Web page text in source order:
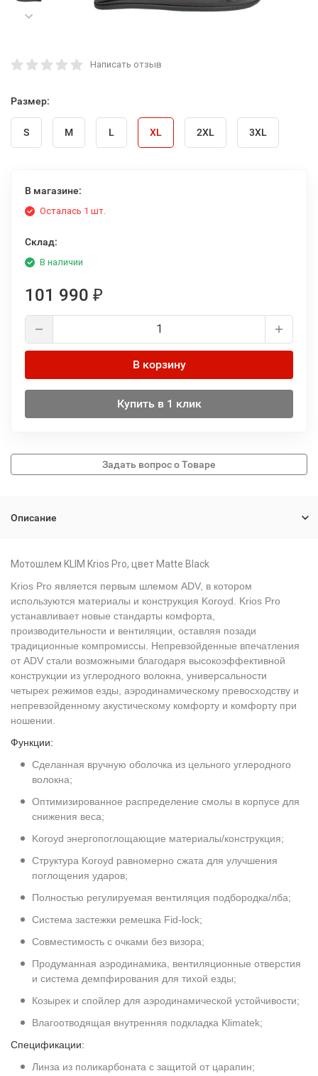
Написать отзыв
Размер:
S M L XL 2XL 3XL
В магазине:
Осталась 1 шт.
Склад:
В наличии
101 990 ₽
В корзину
Купить в 1 клик
Описание
Мотошлем KLIM Krios Pro, цвет Matte Black
Krios Pro является первым шлемом ADV, в котором
используются материалы и конструкция Koroyd. Krios Pro
устанавливает новые стандарты комфорта,
производительности и вентиляции, оставляя позади
традиционные компромиссы. Непревзойденные впечатления
от ADV стали возможными благодаря высокоэффективной
конструкции из углеродного волокна, универсальности
четырех режимов езды, аэродинамическому превосходству и
непревзойденному акустическому комфорту и комфорту при
ношении.
Функции:
Сделанная вручную оболочка из цельного углеродного
волокна;
Оптимизированное распределение смолы в корпусе для
снижения веса;
Koroyd энергопоглощающие материалы/конструкция;
Структура Koroyd равномерно сжата для улучшения
поглощения ударов;
Полностью регулируемая вентиляция подбородка/лба;
Система застежки ремешка Fid-lock;
Совместимость с очками без визора;
Продуманная аэродинамика, вентиляционные отверстия
и система демпфирования для тихой езды;
Козырек и спойлер для аэродинамической устойчивости;
Влагоотводящая внутренняя подкладка Klimatek;
Спецификации:
Линза из поликарбоната с защитой от царапин;